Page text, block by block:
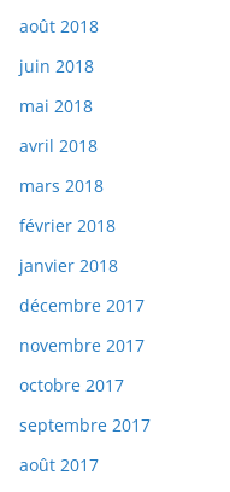
août 2018
juin 2018
mai 2018
avril 2018
mars 2018
février 2018
janvier 2018
décembre 2017
novembre 2017
octobre 2017
septembre 2017
août 2017